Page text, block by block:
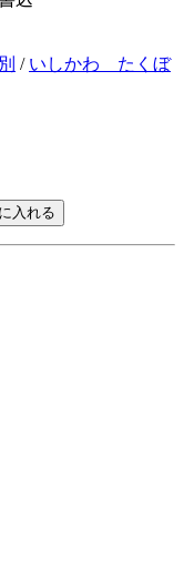
/ いしかわ たくぼ